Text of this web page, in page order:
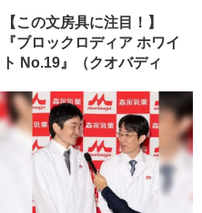
【この文房具に注目！】
『ブロックロディア ホワイ
ト No.19』（クオバディ